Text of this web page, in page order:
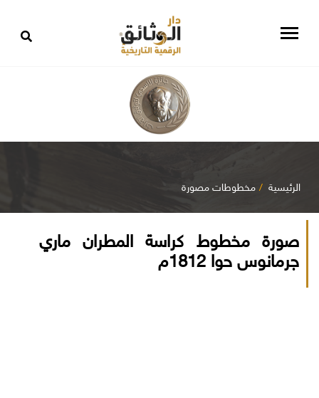
الرئيسية مخطوطات مصورة
صورة مخطوط كراسة المطران ماري
جرمانوس حوا 1812م